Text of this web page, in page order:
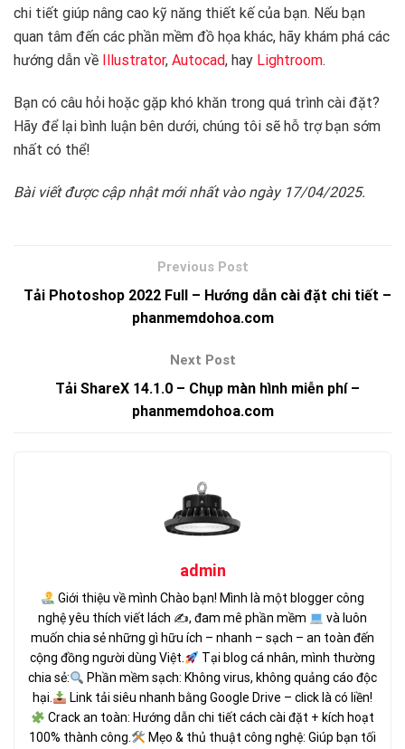
chi tiết giúp nâng cao kỹ năng thiết kế của bạn. Nếu bạn
quan tâm đến các phần mềm đồ họa khác, hãy khám phá các
hướng dẫn về Illustrator, Autocad, hay Lightroom.
Bạn có câu hỏi hoặc gặp khó khăn trong quá trình cài đặt?
Hãy để lại bình luận bên dưới, chúng tôi sẽ hỗ trợ bạn sớm
nhất có thể!
Bài viết được cập nhật mới nhất vào ngày 17/04/2025.
Tải Photoshop 2022 Full – Hướng dẫn cài đặt chi tiết –
phanmemdohoa.com
Tải ShareX 14.1.0 – Chụp màn hình miễn phí –
phanmemdohoa.com
admin
Giới thiệu về mình Chào bạn! Mình là một blogger công
nghệ yêu thích viết lách ✍, đam mê phần mềm
và luôn
muốn chia sẻ những gì hữu ích – nhanh – sạch – an toàn đến
cộng đồng người dùng Việt.
Tại blog cá nhân, mình thường
chia sẻ:
Phần mềm sạch: Không virus, không quảng cáo độc
hại.
Link tải siêu nhanh bằng Google Drive – click là có liền!
Crack an toàn: Hướng dẫn chi tiết cách cài đặt + kích hoạt
100% thành công.
Mẹo & thủ thuật công nghệ: Giúp bạn tối